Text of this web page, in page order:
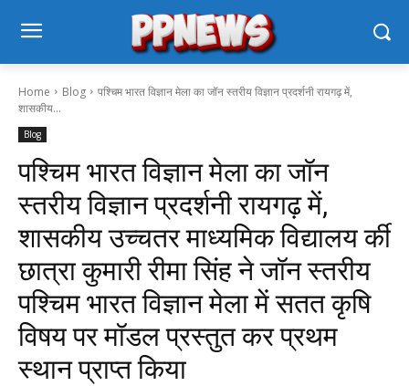
Home Blog
पश्चिम भारत विज्ञान मेला का जॉन स्तरीय विज्ञान प्रदर्शनी रायगढ़ में,
शासकीय...
Blog
पश्चिम भारत विज्ञान मेला का जॉन
स्तरीय विज्ञान प्रदर्शनी रायगढ़ में,
शासकीय उच्चतर माध्यमिक विद्यालय र्की
छात्रा कुमारी रीमा सिंह ने जॉन स्तरीय
पश्चिम भारत विज्ञान मेला में सतत कृषि
विषय पर मॉडल प्रस्तुत कर प्रथम
स्थान प्राप्त किया